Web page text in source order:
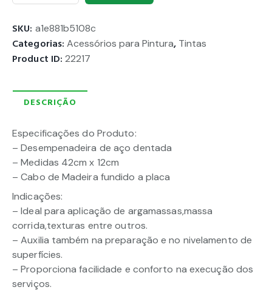
SKU: a1e881b5108c
Categorias:Acessórios para Pintura, Tintas
Product ID:22217
DESCRIÇÃO
Especificações do Produto:
– Desempenadeira de aço dentada
– Medidas 42cm x 12cm
– Cabo de Madeira fundido a placa
Indicações:
– Ideal para aplicação de argamassas,massa
corrida,texturas entre outros.
– Auxilia também na preparação e no nivelamento de
superfícies.
– Proporciona facilidade e conforto na execução dos
serviços.